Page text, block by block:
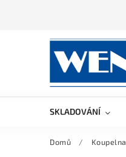
SKLADOVÁNÍ
Domů / Koupelna